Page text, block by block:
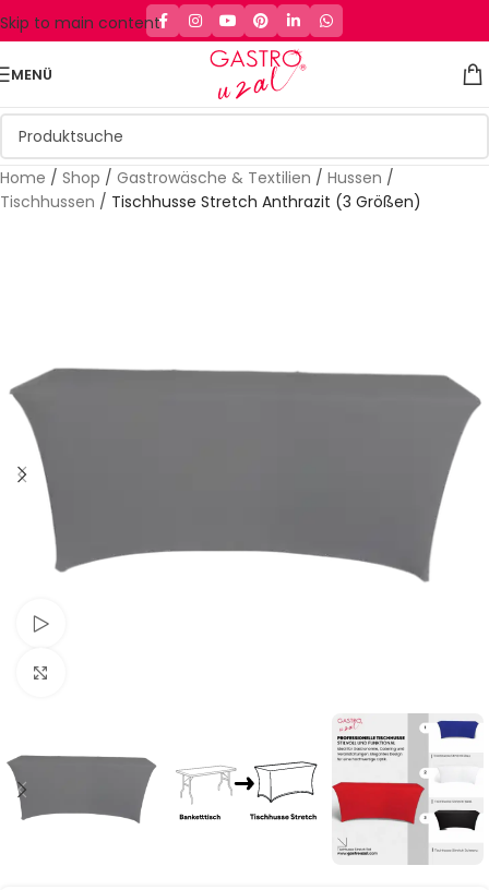
Skip to main content
MENÜ
Home / Shop / Gastrowäsche & Textilien / Hussen /
Tischhussen / Tischhusse Stretch Anthrazit (3 Größen)